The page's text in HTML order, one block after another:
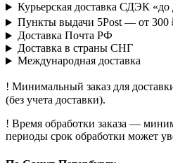
Курьерская доставка СДЭК
Пункты выдачи 5Post — от 300
Доставка Почта РФ
Доставка в страны СНГ
Международная доставка
! Минимальный заказ для
(без учета доставки).
! Время обработки заказа —
периоды срок обработки может